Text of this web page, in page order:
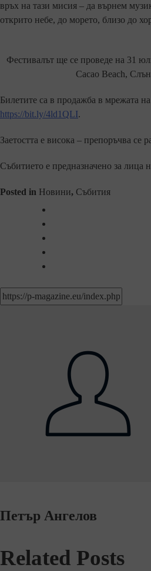
връх на тази мисия – да върнем
открито небе, до морето, близо до
Фестивалът ще се проведе на 31
Cacao Beach,
Билетите са в продажба в мрежата
https://bit.ly/4ld1QLI.
Заетостта е висока – препоръчва се
Събитието е предназначено за лица
Posted in Новини, Събития
Петър Ангелов
Related Posts